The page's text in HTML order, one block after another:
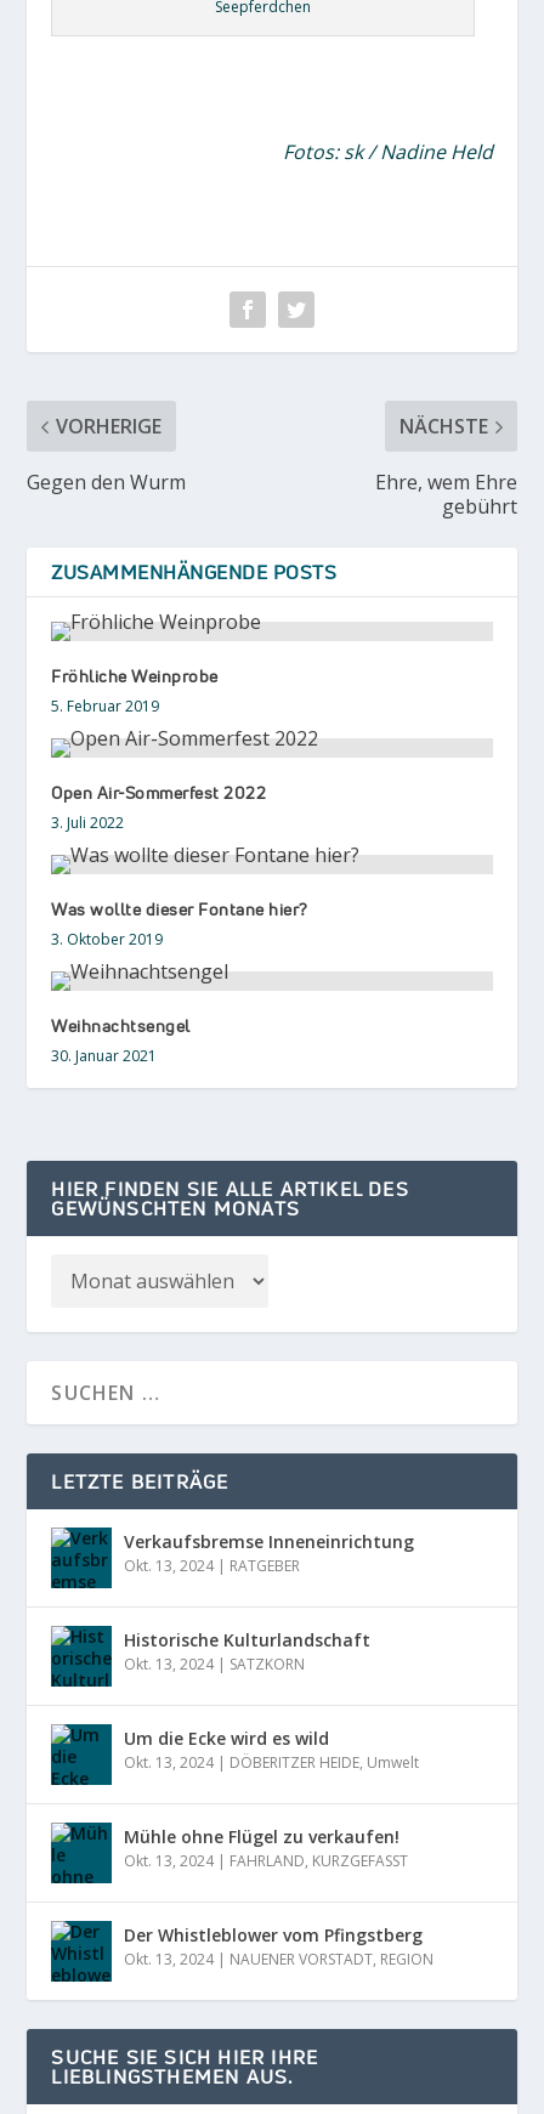
Seepferdchen
Fotos: sk / Nadine Held
VORHERIGE
Gegen den Wurm
NÄCHSTE
Ehre, wem Ehre
gebührt
ZUSAMMENHÄNGENDE POSTS
Fröhliche Weinprobe
5. Februar 2019
Open Air-Sommerfest 2022
3. Juli 2022
Was wollte dieser Fontane hier?
3. Oktober 2019
Weihnachtsengel
30. Januar 2021
HIER FINDEN SIE ALLE ARTIKEL DES
GEWÜNSCHTEN MONATS
LETZTE BEITRÄGE
Verkaufsbremse Inneneinrichtung
Okt. 13, 2024| RATGEBER
Historische Kulturlandschaft
Okt. 13, 2024| SATZKORN
Um die Ecke wird es wild
Okt. 13, 2024| DÖBERITZER HEIDE, Umwelt
Mühle ohne Flügel zu verkaufen!
Okt. 13, 2024| FAHRLAND, KURZGEFASST
Der Whistleblower vom Pfingstberg
Okt. 13, 2024| NAUENER VORSTADT, REGION
SUCHE SIE SICH HIER IHRE
LIEBLINGSTHEMEN AUS.